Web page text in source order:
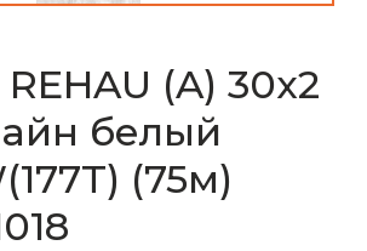
(A) 30х2
белый
(75м)